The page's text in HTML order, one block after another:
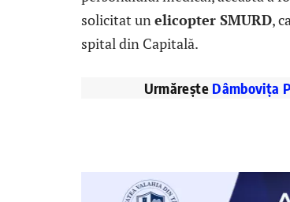
solicitat unelicopter SMURD,
spital din Capitală.
Urmărește Dâmbovița